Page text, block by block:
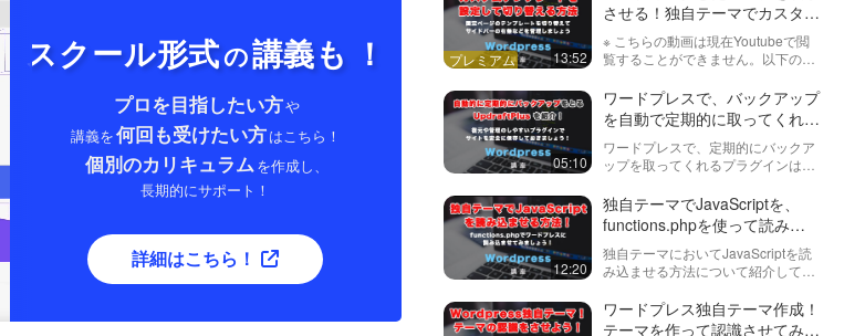
スクール形式の講義も ！
プロを目指したい方や
講義を何回も受けたい方はこちら！
個別のカリキュラム を作成し、
長期的にサポート！
詳細はこちら！
https://factory-programming-mv.co…
13:52
させる！独自テーマでカスタム
テンプレートを設定・切り替え
る方法
※ こちらの動画は現在Youtubeで閲
覧することができません。以下の動
会員）することで閲覧可能です。
https://factory-programming-mv.c…
05:10
ワードプレスで、バックアップ
を自動で定期的に取ってくれ
る！UpdraftPlus 紹介
ワードプレスで、定期的にバックア
ップを取ってくれるプラグインは他
すい、UpdraftPlus（アップドラフト
プラス）を紹介します。
12:20
独自テーマでJavaScriptを、
functions.phpを使って読み込
ませる方法！
独自テーマにおいてJavaScriptを読
み込ませる方法について紹介してい
るfunctions.phpに記載する方法を使
っています。また、
ワードプレス独自テーマ作成！
テーマを作って認識させてみま